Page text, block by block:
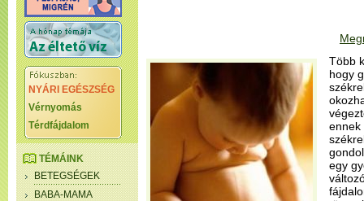
NYÁRI EGÉSZSÉG
Vérnyomás
Térdfájdalom
TÉMÁINK
BETEGSÉGEK
BABA-MAMA
Több
hogy
ennek
egy